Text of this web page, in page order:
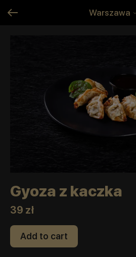
Warszawa
Gyoza z kaczka
39 zł
Add to cart